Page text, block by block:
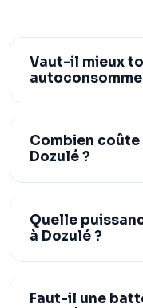
Vaut-il mieux
Combien
Dozulé ?
Quelle
à Dozulé ?
Faut-il une